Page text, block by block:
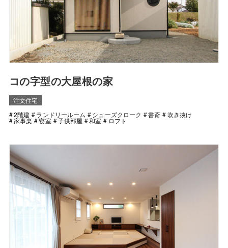
コの字型の大屋根の家
注文住宅
2階建
ランドリールーム シューズクローク 書斎 吹き抜け
家事楽 寝室 子供部屋 和室 ロフト